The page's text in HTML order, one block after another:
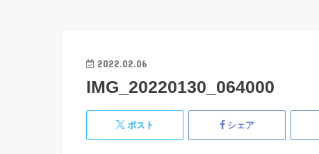
2022.02.06
IMG_20220130_064000
ポスト シェア